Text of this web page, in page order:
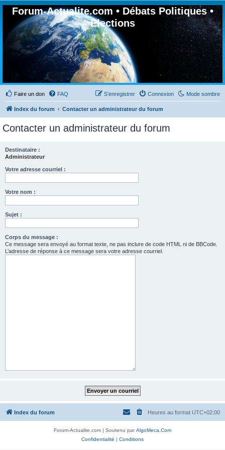
Forum-Actualite.com • Débats Politiques •
Elections
Faire un don Mode sombre
FAQ Connexion
S’enregistrer
Index du forum Contacter un administrateur du forum
Contacter un administrateur du forum
Destinataire :
Administrateur
Votre adresse courriel :
Votre nom :
Sujet :
Corps du message :
Ce message sera envoyé au format texte, ne pas inclure de code HTML ni de BBCode.
L’adresse de réponse à ce message sera votre adresse courriel.
Index du forum Heures au format UTC+02:00
Forum-Actualite.com | Soutenu parAlgoMeca.Com
Confidentialité | Conditions